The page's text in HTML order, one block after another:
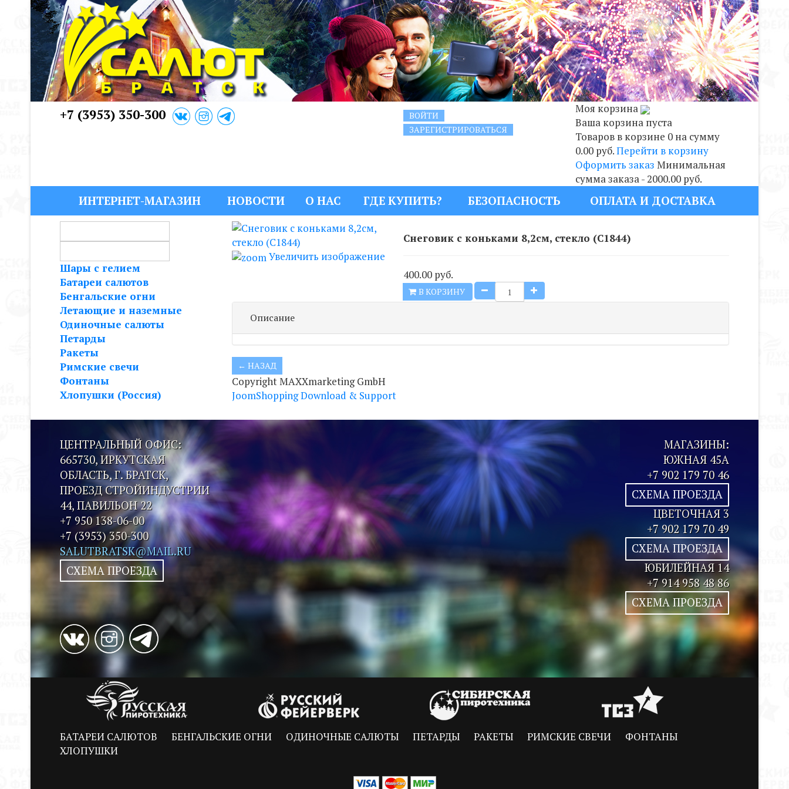
+7 (3953) 350-300
ВОЙТИ
ЗАРЕГИСТРИРОВАТЬСЯ
Моя корзина
Ваша корзина пуста
Товаров в корзине 0 на сумму
0.00 руб.Перейти в корзину
Оформить заказ Минимальная
сумма заказа - 2000.00 руб.
ИНТЕРНЕТ-МАГАЗИН НОВОСТИ О НАС ГДЕ КУПИТЬ? БЕЗОПАСНОСТЬ ОПЛАТА И ДОСТАВКА
Шары с гелием
Батареи салютов
Бенгальские огни
Летающие и наземные
Одиночные салюты
Петарды
Ракеты
Римские свечи
Фонтаны
Хлопушки (Россия)
Увеличить изображение
Снеговик с коньками 8,2см, стекло (С1844)
400.00 руб.
В КОРЗИНУ
Описание
Copyright MAXXmarketing GmbH
JoomShopping Download & Support
ЦЕНТРАЛЬНЫЙ ОФИС:
665730, ИРКУТСКАЯ
ОБЛАСТЬ, Г. БРАТСК,
ПРОЕЗД СТРОЙИНДУСТРИИ
44, ПАВИЛЬОН 22
+7 950 138-06-00
+7 (3953) 350-300
SALUTBRATSK@MAIL.RU
СХЕМА ПРОЕЗДА
МАГАЗИНЫ:
ЮЖНАЯ 45А
+7 902 179 70 46
СХЕМА ПРОЕЗДА
ЦВЕТОЧНАЯ 3
+7 902 179 70 49
СХЕМА ПРОЕЗДА
ЮБИЛЕЙНАЯ 14
+7 914 958 48 86
СХЕМА ПРОЕЗДА
БАТАРЕИ САЛЮТОВ БЕНГАЛЬСКИЕ ОГНИ ОДИНОЧНЫЕ САЛЮТЫ ПЕТАРДЫ РАКЕТЫ РИМСКИЕ СВЕЧИ
ФОНТАНЫ
ХЛОПУШКИ